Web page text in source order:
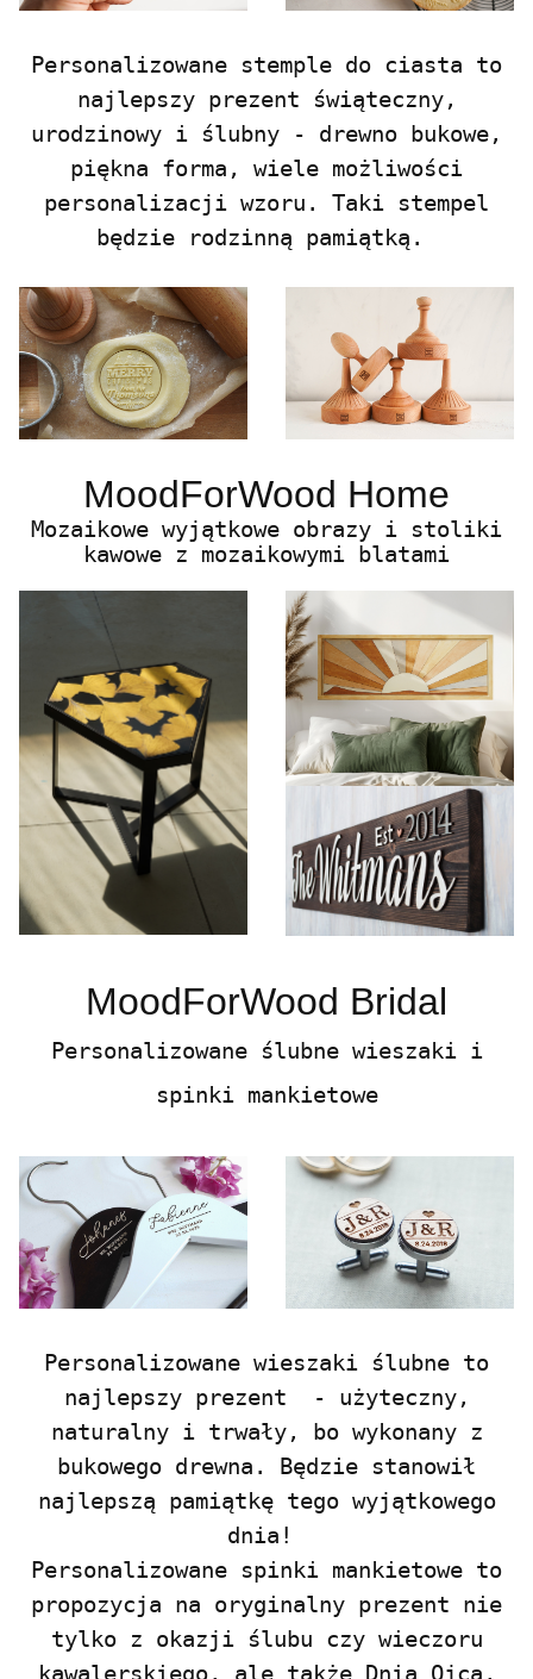
Personalizowane stemple do ciasta to
najlepszy prezent świąteczny,
urodzinowy i ślubny - drewno bukowe,
piękna forma, wiele możliwości
personalizacji wzoru. Taki stempel
będzie rodzinną pamiątką.
MoodForWood Home
Mozaikowe wyjątkowe obrazy i stoliki
kawowe z mozaikowymi blatami
MoodForWood Bridal
Personalizowane ślubne wieszaki i
spinki mankietowe
Personalizowane wieszaki ślubne to
najlepszy prezent - użyteczny,
naturalny i trwały, bo wykonany z
bukowego drewna. Będzie stanowił
najlepszą pamiątkę tego wyjątkowego
dnia!
Personalizowane spinki mankietowe to
propozycja na oryginalny prezent nie
tylko z okazji ślubu czy wieczoru
kawalerskiego, ale także Dnia Ojca,